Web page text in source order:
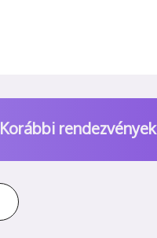
Korábbi rendezvények